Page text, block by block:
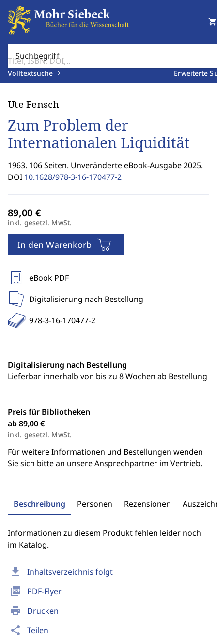
Suchbegriff
Volltextsuche Erweiterte
shopping_cart
download Inhaltsverzeichnis folgt
picture_as_pdf PDF-Flyer
print Drucken
share Teilen
Ute Fensch
Zum Problem der
Internationalen Liquidität
1963. 106 Seiten. Unveränderte eBook-Ausgabe 2025.
DOI 10.1628/978-3-16-170477-2
inkl. gesetzl. MwSt.
In den Warenkorb
eBook PDF
Digitalisierung nach Bestellung
978-3-16-170477-2
Digitalisierung nach Bestellung
Lieferbar innerhalb von bis zu 8 Wochen ab Bestellung
Preis für Bibliotheken
ab 89,00 €
inkl. gesetzl. MwSt.
Für weitere Informationen und Bestellungen wenden
Sie sich bitte an unsere Ansprechpartner im Vertrieb.
Beschreibung Personen Rezensionen
Informationen zu diesem Produkt fehlen leider noch
im Katalog.